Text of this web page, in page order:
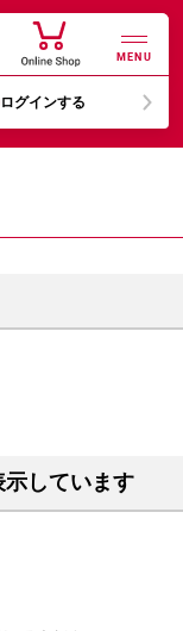
MENU
ログインする
しています